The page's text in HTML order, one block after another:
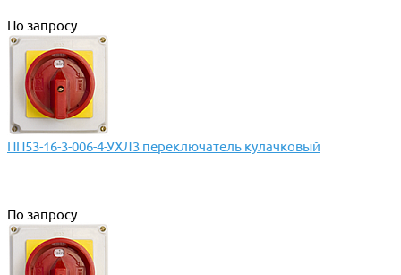
По запросу
ПП53-16-3-006-4-УХЛ3 переключатель кулачковый
По запросу